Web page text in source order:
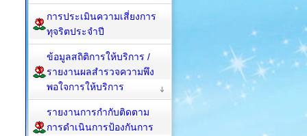
การประเมินความเสี่ยงการ
ทุจริตประจำปี
ข้อมูลสถิติการให้บริการ /
รายงานผลสำรวจความพึง
พอใจการให้บริการ
รายงานการกำกับติดตาม
การดำเนินการป้องกันการ